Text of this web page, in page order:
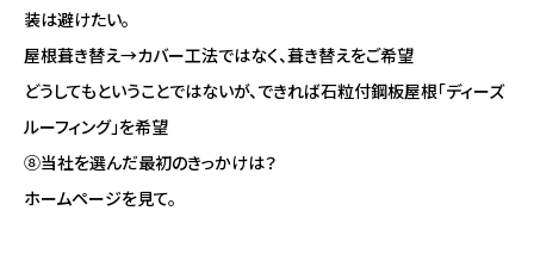
装は避けたい。
屋根葺き替え→カバー工法ではなく、葺き替えをご希望
どうしてもということではないが、できれば石粒付鋼板屋根「ディーズ
ルーフィング」を希望
⑧当社を選んだ最初のきっかけは？
ホームページを見て。